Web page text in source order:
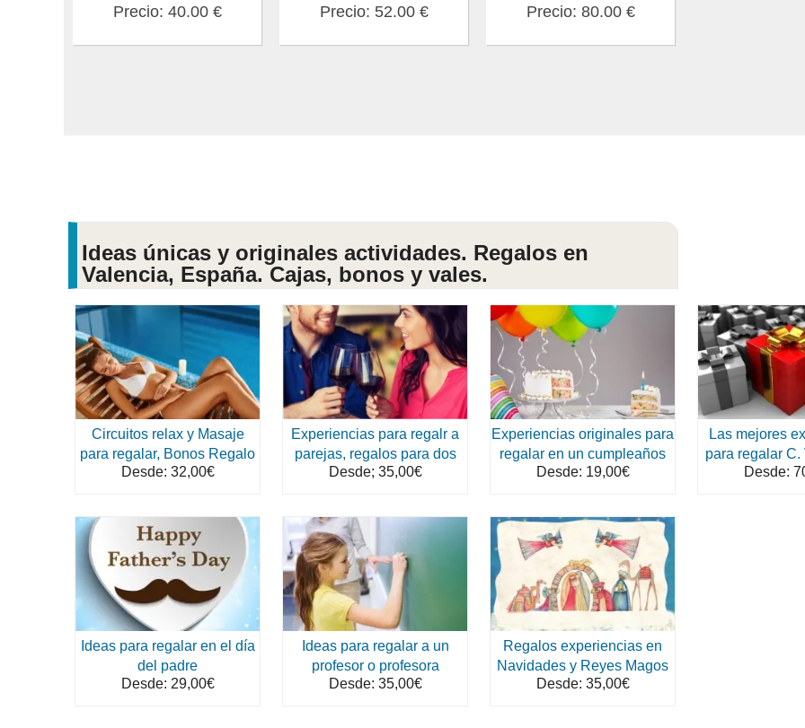
Precio: 40.00 € Precio: 52.00 € Precio: 80.00 €
Ideas únicas y originales actividades. Regalos en
Valencia, España. Cajas, bonos y vales.
Circuitos relax y Masaje
para regalar, Bonos Regalo
Desde: 32,00€
Experiencias para regalr a
parejas, regalos para dos
Desde; 35,00€
Experiencias originales para
regalar en un cumpleaños
Desde: 19,00€
Las mejores
para regalar C.
Desde:
Ideas para regalar en el día
del padre
Desde: 29,00€
Ideas para regalar a un
profesor o profesora
Desde: 35,00€
Regalos experiencias en
Navidades y Reyes Magos
Desde: 35,00€